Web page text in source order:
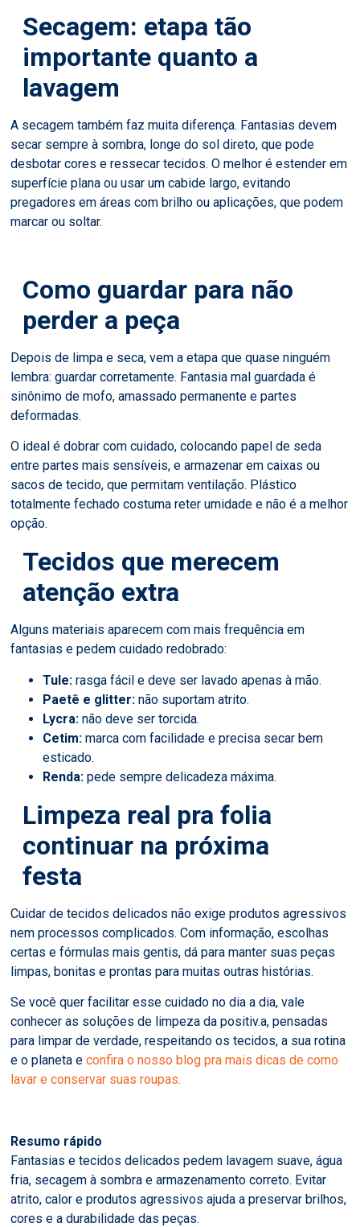
Secagem: etapa tão
importante quanto a
lavagem
A secagem também faz muita diferença. Fantasias devem
secar sempre à sombra, longe do sol direto, que pode
desbotar cores e ressecar tecidos. O melhor é estender em
superfície plana ou usar um cabide largo, evitando
pregadores em áreas com brilho ou aplicações, que podem
marcar ou soltar.
Como guardar para não
perder a peça
Depois de limpa e seca, vem a etapa que quase ninguém
lembra: guardar corretamente. Fantasia mal guardada é
sinônimo de mofo, amassado permanente e partes
deformadas.
O ideal é dobrar com cuidado, colocando papel de seda
entre partes mais sensíveis, e armazenar em caixas ou
sacos de tecido, que permitam ventilação. Plástico
totalmente fechado costuma reter umidade e não é a melhor
opção.
Tecidos que merecem
atenção extra
Alguns materiais aparecem com mais frequência em
fantasias e pedem cuidado redobrado:
Tule: rasga fácil e deve ser lavado apenas à mão.
Paetê e glitter: não suportam atrito.
Lycra: não deve ser torcida.
Cetim: marca com facilidade e precisa secar bem
esticado.
Renda: pede sempre delicadeza máxima.
Limpeza real pra folia
continuar na próxima
festa
Cuidar de tecidos delicados não exige produtos agressivos
nem processos complicados. Com informação, escolhas
certas e fórmulas mais gentis, dá para manter suas peças
limpas, bonitas e prontas para muitas outras histórias.
Se você quer facilitar esse cuidado no dia a dia, vale
conhecer as soluções de limpeza da positiv.a, pensadas
para limpar de verdade, respeitando os tecidos,a sua rotina
e o planeta econfira o nosso blog pra mais dicas de como
lavar e conservar suas roupas.
Resumo rápido
Fantasias e tecidos delicados pedem lavagem suave, água
fria, secagem à sombra e armazenamento correto. Evitar
atrito, calor e produtos agressivos ajuda a preservar brilhos,
cores e a durabilidade das peças.